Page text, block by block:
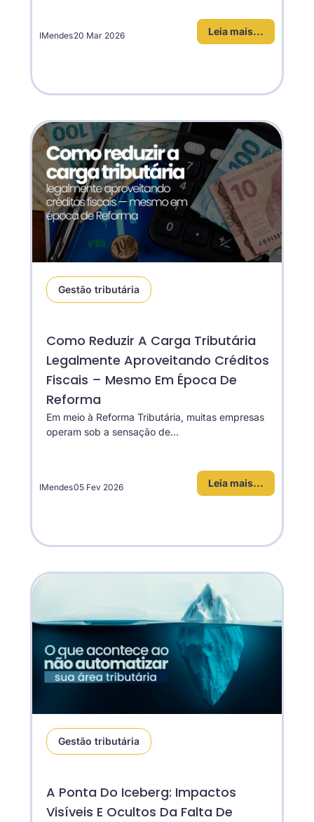
Leia mais...
IMendes20 Mar 2026
Gestão tributária
Como Reduzir A Carga Tributária
Legalmente Aproveitando Créditos
Fiscais – Mesmo Em Época De
Reforma
Em meio à Reforma Tributária, muitas empresas
operam sob a sensação de...
Leia mais...
IMendes05 Fev 2026
Gestão tributária
A Ponta Do Iceberg: Impactos
Visíveis E Ocultos Da Falta De